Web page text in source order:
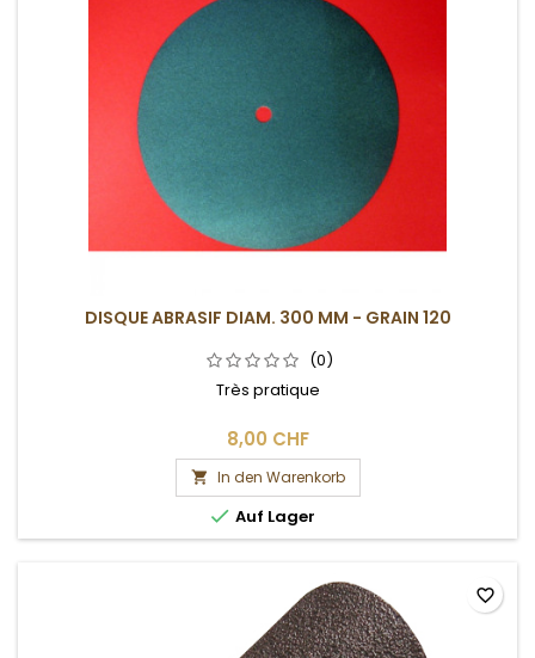
DISQUE ABRASIF DIAM. 300 MM - GRAIN 120
(0)
Très pratique
8,00 CHF
 In den Warenkorb
 Auf Lager
favorite_border